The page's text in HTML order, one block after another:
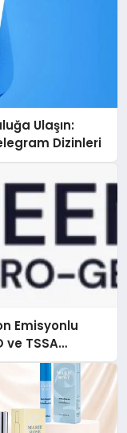
Ulaşın:
Dizinleri
Emisyonlu
ve TSSA